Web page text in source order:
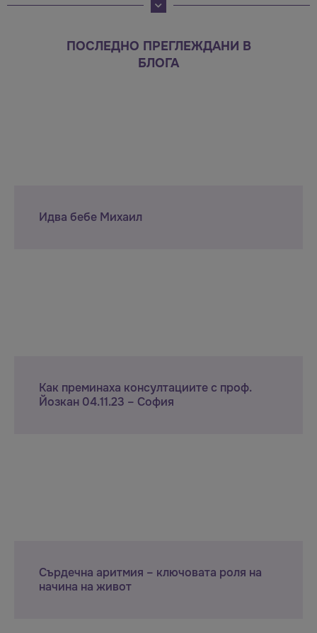
ПОСЛЕДНО ПРЕГЛЕЖДАНИ В
БЛОГА
Идва бебе Михаил
Как преминаха консултациите с проф.
Йозкан 04.11.23 – София
Сърдечна аритмия – ключовата роля на
начина на живот